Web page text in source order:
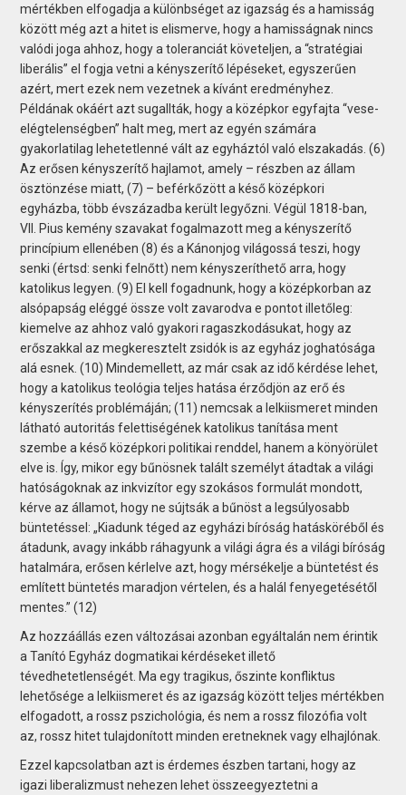
mértékben elfogadja a különbséget az igazság és a hamisság
között még azt a hitet is elismerve, hogy a hamisságnak nincs
valódi joga ahhoz, hogy a toleranciát követeljen, a “stratégiai
liberális” el fogja vetni a kényszerítő lépéseket, egyszerűen
azért, mert ezek nem vezetnek a kívánt eredményhez.
Példának okáért azt sugallták, hogy a középkor egyfajta “vese-
elégtelenségben” halt meg, mert az egyén számára
gyakorlatilag lehetetlenné vált az egyháztól való elszakadás. (6)
Az erősen kényszerítő hajlamot, amely – részben az állam
ösztönzése miatt, (7) – beférkőzött a késő középkori
egyházba, több évszázadba került legyőzni. Végül 1818-ban,
VII. Pius kemény szavakat fogalmazott meg a kényszerítő
princípium ellenében (8) és a Kánonjog világossá teszi, hogy
senki (értsd: senki felnőtt) nem kényszeríthető arra, hogy
katolikus legyen. (9) El kell fogadnunk, hogy a középkorban az
alsópapság eléggé össze volt zavarodva e pontot illetőleg:
kiemelve az ahhoz való gyakori ragaszkodásukat, hogy az
erőszakkal az megkeresztelt zsidók is az egyház joghatósága
alá esnek. (10) Mindemellett, az már csak az idő kérdése lehet,
hogy a katolikus teológia teljes hatása érződjön az erő és
kényszerítés problémáján; (11) nemcsak a lelkiismeret minden
látható autoritás felettiségének katolikus tanítása ment
szembe a késő középkori politikai renddel, hanem a könyörület
elve is. Így, mikor egy bűnösnek talált személyt átadtak a világi
hatóságoknak az inkvizítor egy szokásos formulát mondott,
kérve az államot, hogy ne sújtsák a bűnöst a legsúlyosabb
büntetéssel: „Kiadunk téged az egyházi bíróság hatásköréből és
átadunk, avagy inkább ráhagyunk a világi ágra és a világi bíróság
hatalmára, erősen kérlelve azt, hogy mérsékelje a büntetést és
említett büntetés maradjon vértelen, és a halál fenyegetésétől
mentes.” (12)
Az hozzáállás ezen változásai azonban egyáltalán nem érintik
a Tanító Egyház dogmatikai kérdéseket illető
tévedhetetlenségét. Ma egy tragikus, őszinte konfliktus
lehetősége a lelkiismeret és az igazság között teljes mértékben
elfogadott, a rossz pszichológia, és nem a rossz filozófia volt
az, rossz hitet tulajdonított minden eretneknek vagy elhajlónak.
Ezzel kapcsolatban azt is érdemes észben tartani, hogy az
igazi liberalizmust nehezen lehet összeegyeztetni a